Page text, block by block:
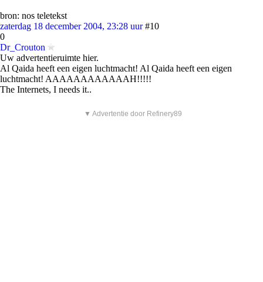
bron: nos teletekst
zaterdag 18 december 2004, 23:28 uur #10
0
Dr_Crouton
Uw advertentieruimte hier.
Al Qaida heeft een eigen luchtmacht! Al Qaida heeft een eigen
luchtmacht! AAAAAAAAAAAAH!!!!!
The Internets, I needs it..
▼ Advertentie door Refinery89